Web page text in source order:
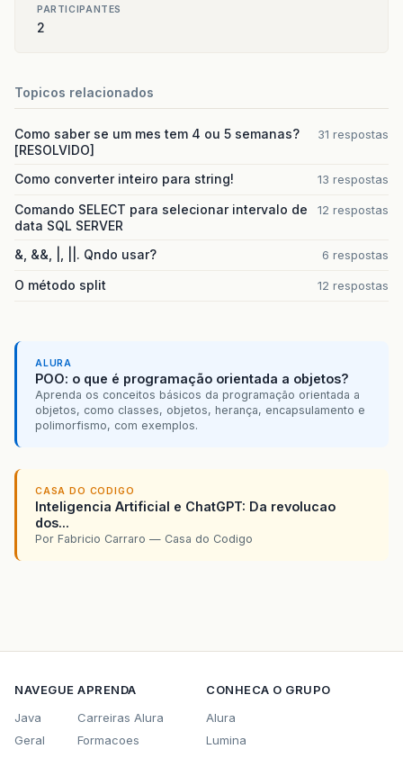
PARTICIPANTES
2
Topicos relacionados
Como saber se um mes tem 4 ou 5 semanas?
[RESOLVIDO]
31 respostas
Como converter inteiro para string! 13 respostas
Comando SELECT para selecionar intervalo de
data SQL SERVER
12 respostas
&, &&, |, ||. Qndo usar? 6 respostas
O método split 12 respostas
ALURA
POO: o que é programação orientada a objetos?
Aprenda os conceitos básicos da programação orientada a
objetos, como classes, objetos, herança, encapsulamento e
polimorfismo, com exemplos.
CASA DO CODIGO
Inteligencia Artificial e ChatGPT: Da revolucao
dos...
Por Fabricio Carraro — Casa do Codigo
NAVEGUE
Java
Geral
APRENDA
Carreiras Alura
Formacoes
CONHECA O GRUPO
Alura
Lumina